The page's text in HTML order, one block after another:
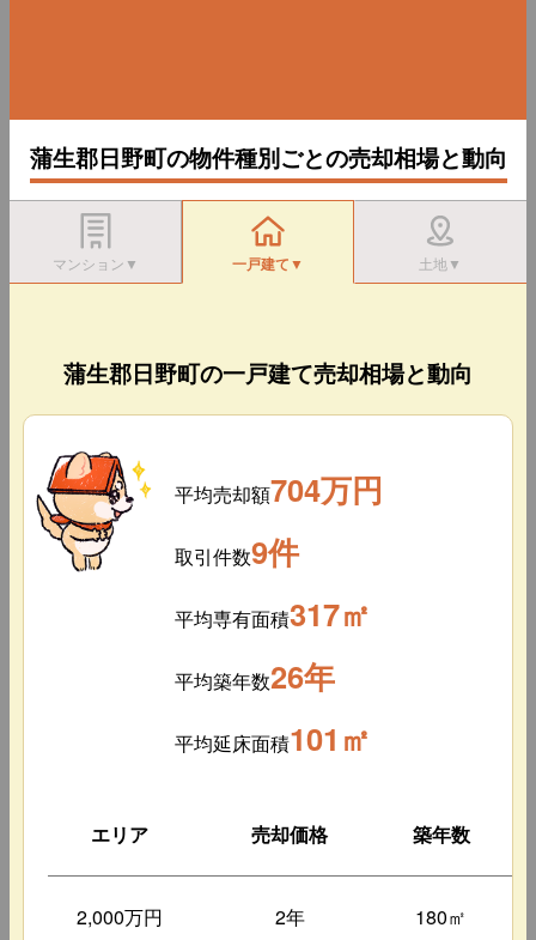
蒲生郡日野町の物件種別ごとの売却相場と動向
マンション▼ 一戸建て▼ 土地▼
蒲生郡日野町の一戸建て売却相場と動向
平均売却額704万円
取引件数9件
平均専有面積317㎡
平均築年数26年
平均延床面積101㎡
エリア 売却価格 築年数
2,000万円 2年 180㎡